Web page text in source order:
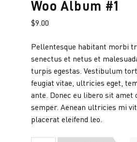
Woo Album #1
$9.00
Pellentesque habitant morbi
senectus et netus et
turpis egestas. Vestibulum
feugiat vitae, ultricies eget,
ante. Donec eu libero sit amet
semper. Aenean ultricies mi
placerat eleifend leo.